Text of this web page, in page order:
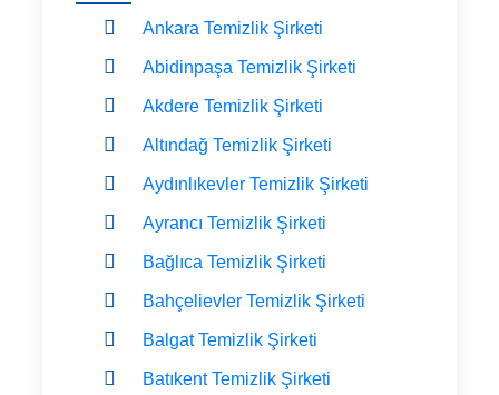
Ankara Temizlik Şirketi
Abidinpaşa Temizlik Şirketi
Akdere Temizlik Şirketi
Altındağ Temizlik Şirketi
Aydınlıkevler Temizlik Şirketi
Ayrancı Temizlik Şirketi
Bağlıca Temizlik Şirketi
Bahçelievler Temizlik Şirketi
Balgat Temizlik Şirketi
Batıkent Temizlik Şirketi